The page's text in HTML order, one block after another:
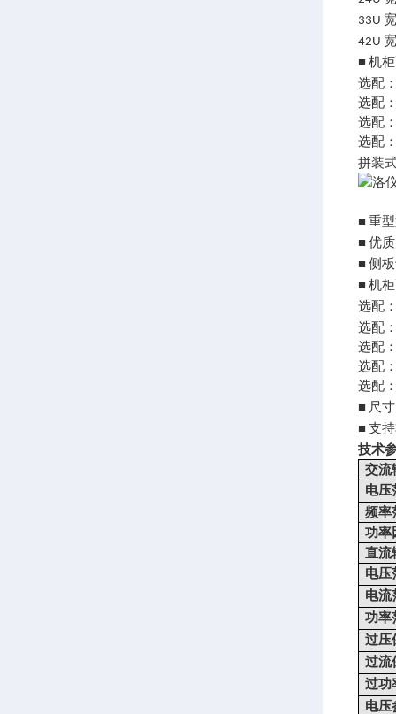
33U 宽
42U 宽
■ 机
选配
选配
选配
选配
拼装
■ 重
■ 优
■ 侧
■ 机
选配
选配
选配
选配
选配
■ 尺
■ 支
技术
交流
电压
频率
功率
直流
电压
电流
功率
过压
过流
过功
电压